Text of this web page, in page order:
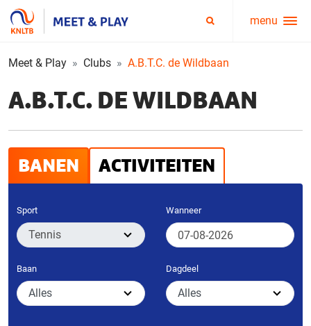
Service
menu
menu
Meet & Play Clubs A.B.T.C. de Wildbaan
A.B.T.C. DE WILDBAAN
BANEN ACTIVITEITEN
Sport Wanneer
Baan Dagdeel